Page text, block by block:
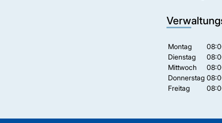
Montag
Dienstag
Mittwoch
Donnerstag
Freitag